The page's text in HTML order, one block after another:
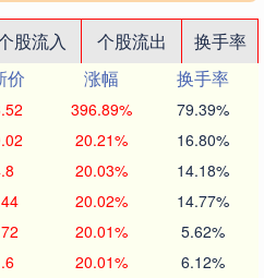
股流入 个股流出
换手率
价 涨幅
换手率
396.89% 79.39%
20.21% 16.80%
20.03% 14.18%
20.02% 14.77%
20.01% 5.62%
20.01% 6.12%